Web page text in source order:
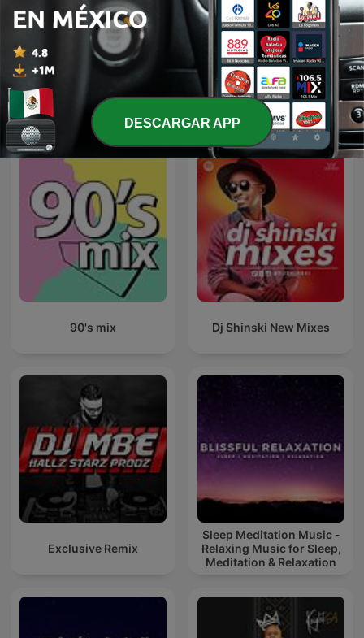
JAVIER SOLIS EN NOCHE
DE ROMANCE
Rancheras
Más podcasts internacionales de Música
90's mix Dj Shinski New Mixes
Exclusive Remix
Sleep Meditation Music -
Relaxing Music for Sleep,
Meditation & Relaxation
DESCARGAR APP